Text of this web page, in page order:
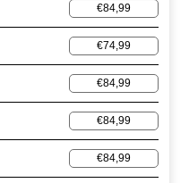
€84,99
€74,99
€84,99
€84,99
€84,99